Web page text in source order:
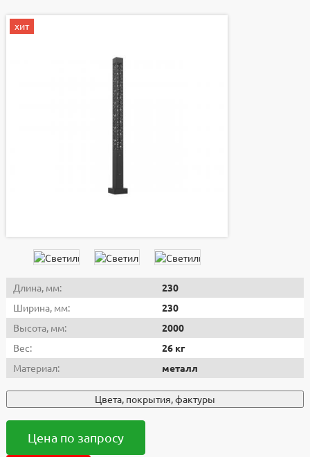
хит
Длина, мм:
230
Ширина, мм:
230
Высота, мм:
2000
Вес:
26 кг
Материал:
металл
Цвета, покрытия, фактуры
Цена по запросу